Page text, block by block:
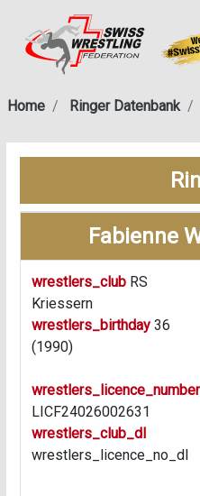
Home Ringer Datenbank
Fabienne
wrestlers_club RS
Kriessern
wrestlers_birthday 36
(1990)
wrestlers_licence_number
LICF24026002631
wrestlers_club_dl
wrestlers_licence_no_dl